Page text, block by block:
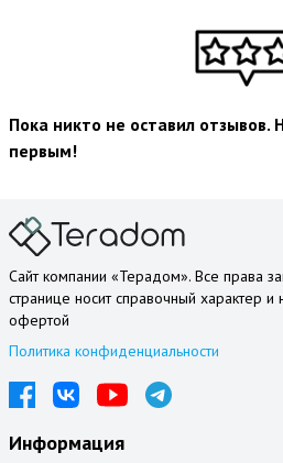
Пока никто не оставил
первым!
Сайт компании «Терадом». Все права
странице носит справочный характер и
офертой
Политика конфиденциальности
Информация